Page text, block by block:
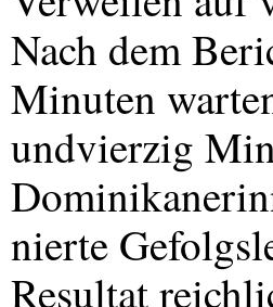
Nach dem
Minuten
undvierzig
nierte
Resultat